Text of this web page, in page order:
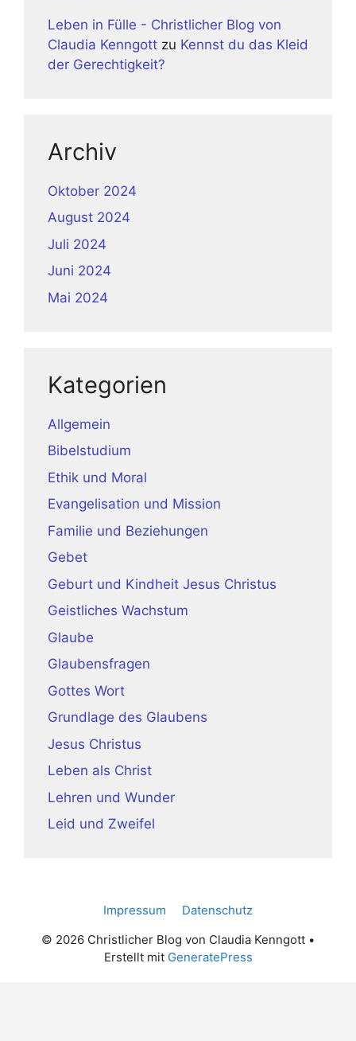
Leben in Fülle - Christlicher Blog von
Claudia Kenngott zu Kennst du das Kleid
der Gerechtigkeit?
Archiv
Oktober 2024
August 2024
Juli 2024
Juni 2024
Mai 2024
Kategorien
Allgemein
Bibelstudium
Ethik und Moral
Evangelisation und Mission
Familie und Beziehungen
Gebet
Geburt und Kindheit Jesus Christus
Geistliches Wachstum
Glaube
Glaubensfragen
Gottes Wort
Grundlage des Glaubens
Jesus Christus
Leben als Christ
Lehren und Wunder
Leid und Zweifel
Impressum
Datenschutz
© 2026 Christlicher Blog von Claudia Kenngott •
Erstellt mit GeneratePress